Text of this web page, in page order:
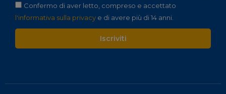
Confermo di aver letto, compreso e accettato
l'informativa sulla privacy e di avere più di 14 anni.
Iscriviti